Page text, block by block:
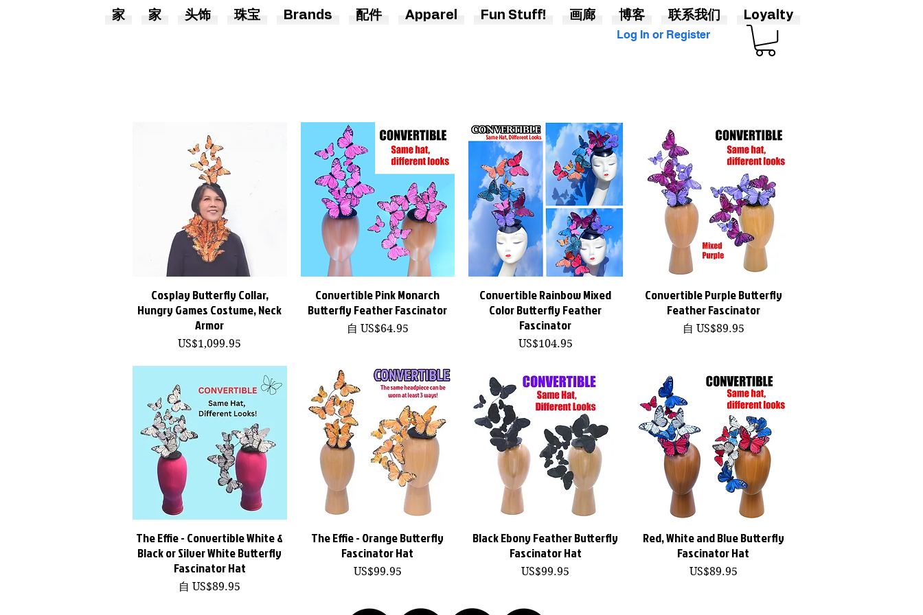
Log In or Register
快速瀏覽
Cosplay Butterfly Collar,
Hungry Games Costume, Neck
Armor
價格
US$1,099.95
快速瀏覽
Convertible Pink Monarch
Butterfly Feather Fascinator
自 US$64.95
促銷價格
快速瀏覽
Convertible Rainbow Mixed
Color Butterfly Feather
Fascinator
價格
US$104.95
快速瀏覽
Convertible Purple Butterfly
Feather Fascinator
自 US$89.95
促銷價格
快速瀏覽
The Effie - Convertible White &
Black or Silver White Butterfly
Fascinator Hat
自US$89.95
促銷價格
快速瀏覽
The Effie - Orange Butterfly
Fascinator Hat
價格
US$99.95
快速瀏覽
Black Ebony Feather Butterfly
Fascinator Hat
價格
US$99.95
快速瀏覽
Red, White and Blue Butterfly
Fascinator Hat
價格
US$89.95
家 家 头饰 珠宝 Brands 配件 Apparel Fun Stuff! 画廊 博客 联系我们 Loyalty